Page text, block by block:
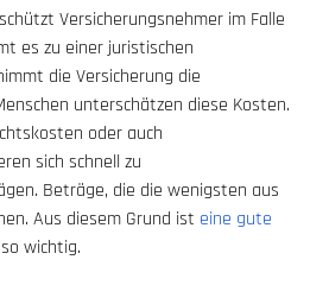
Versicherungsnehmer im Falle
es zu einer juristischen
die Versicherung die
unterschätzen diese Kosten.
oder auch
sich schnell zu
Beträge, die die wenigsten aus
Aus diesem Grund ist eine gute
so wichtig.